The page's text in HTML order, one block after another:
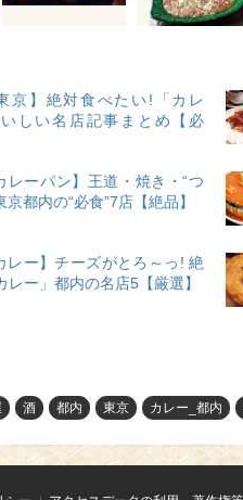
京】絶対食べたい!「カレ
しい名店記事まとめ【必
レーパン】王道・焼き・“つ
京都内の“必食”7店【絶品】
レー】チーズがとろ～っ! 絶
レー」都内の名店5【厳選】
酒 都内 東京 カレー_都内